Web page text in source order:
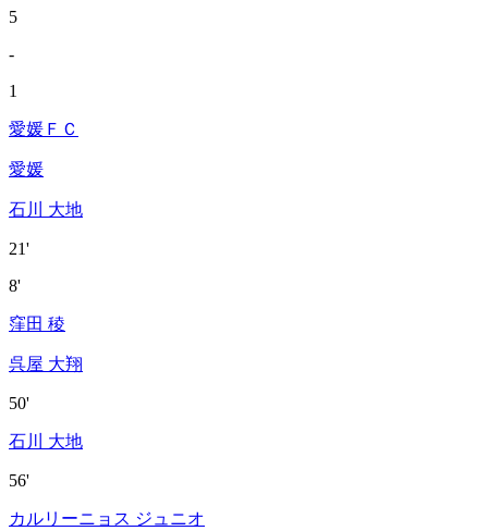
5
-
1
愛媛ＦＣ
愛媛
石川 大地
21'
8'
窪田 稜
呉屋 大翔
50'
石川 大地
56'
カルリーニョス ジュニオ